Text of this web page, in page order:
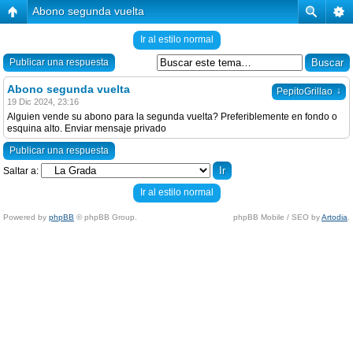
Abono segunda vuelta
Ir al estilo normal
Publicar una respuesta
PepitoGrillao ↓
Abono segunda vuelta
19 Dic 2024, 23:16
Alguien vende su abono para la segunda vuelta? Preferiblemente en fondo o
esquina alto. Enviar mensaje privado
Publicar una respuesta
Saltar a:
Ir al estilo normal
Powered by phpBB © phpBB Group. phpBB Mobile / SEO byArtodia